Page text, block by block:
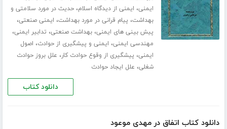
ایمنی، ایمنی از دیدگاه اسلام،حدیث در مورد سلامتی و
بهداشت، پیام قرانی در مورد بهداشت، ایمنی صنعتی،
پیش بینی های ایمنی،بهداشت صنعتی، تدابیر ایمنی،
مهندسی ایمنی، ایمنی و پیشگیری از حوادث، اصول
ایمنی، پیشگیری از وقوع حوادث کار، علل بروز حوادث
شغلی، علل ایجاد حوادث
دانلود کتاب
دانلود کتاب اتفاق در مهدی موعود